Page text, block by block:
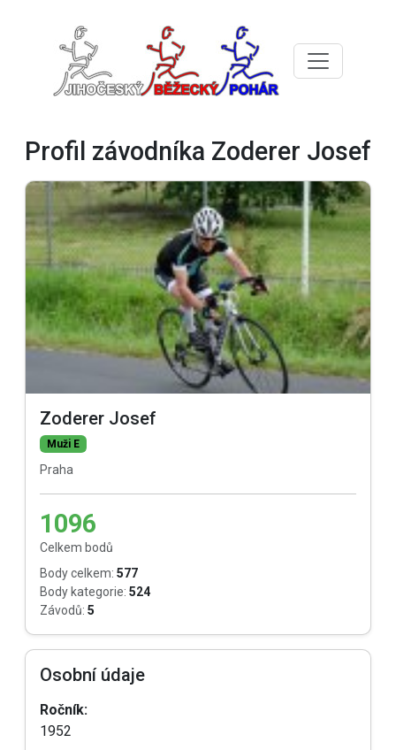
Profil závodníka Zoderer Josef
Zoderer Josef
Muži E
Praha
1096
Celkem bodů
Body celkem: 577
Body kategorie: 524
Závodů: 5
Osobní údaje
Ročník:
1952